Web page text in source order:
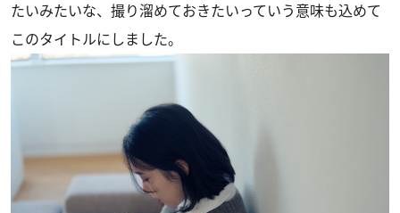
たいみたいな、撮り溜めておきたいっていう意味も込めて
このタイトルにしました。